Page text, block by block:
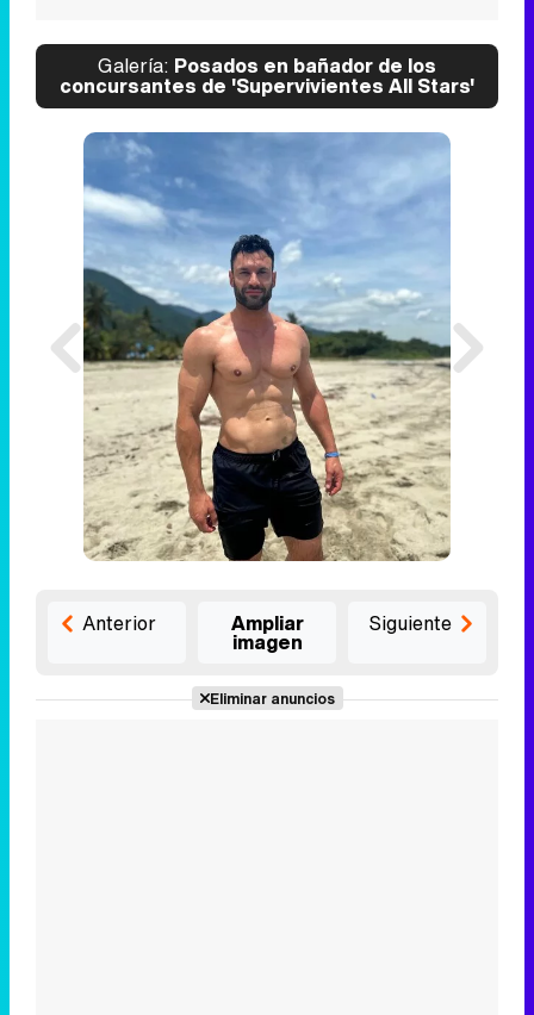
Galería: Posados en bañador de los
concursantes de 'Supervivientes All Stars'
Anterior Ampliar
imagen
Siguiente
Eliminar anuncios